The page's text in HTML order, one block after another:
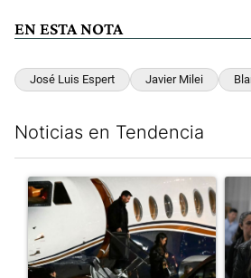
EN ESTA NOTA
José Luis Espert Javier Milei
Noticias en Tendencia
Un artículo de tendencia con el título